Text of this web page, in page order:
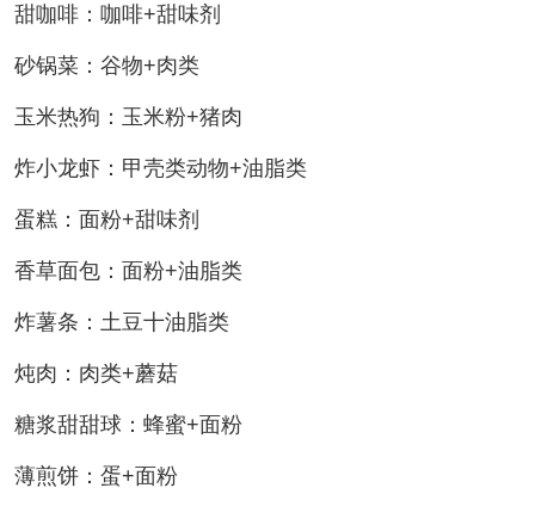
甜咖啡：咖啡+甜味剂
砂锅菜：谷物+肉类
玉米热狗：玉米粉+猪肉
炸小龙虾：甲壳类动物+油脂类
蛋糕：面粉+甜味剂
香草面包：面粉+油脂类
炸薯条：土豆十油脂类
炖肉：肉类+蘑菇
糖浆甜甜球：蜂蜜+面粉
薄煎饼：蛋+面粉